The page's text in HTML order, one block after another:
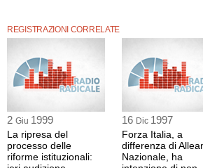
REGISTRAZIONI CORRELATE
2 Giu 1999
La ripresa del
processo delle
riforme istituzionali:
16 Dic 1997
Forza Italia, a
differenza di
Nazionale, ha